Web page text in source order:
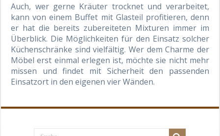
Auch, wer gerne Kräuter trocknet und verarbeitet,
kann von einem Buffet mit Glasteil profitieren, denn
er hat die bereits zubereiteten Mixturen immer im
Überblick. Die Möglichkeiten für den Einsatz solcher
Küchenschränke sind vielfältig. Wer dem Charme der
Möbel erst einmal erlegen ist, möchte sie nicht mehr
missen und findet mit Sicherheit den passenden
Einsatzort in den eigenen vier Wänden.